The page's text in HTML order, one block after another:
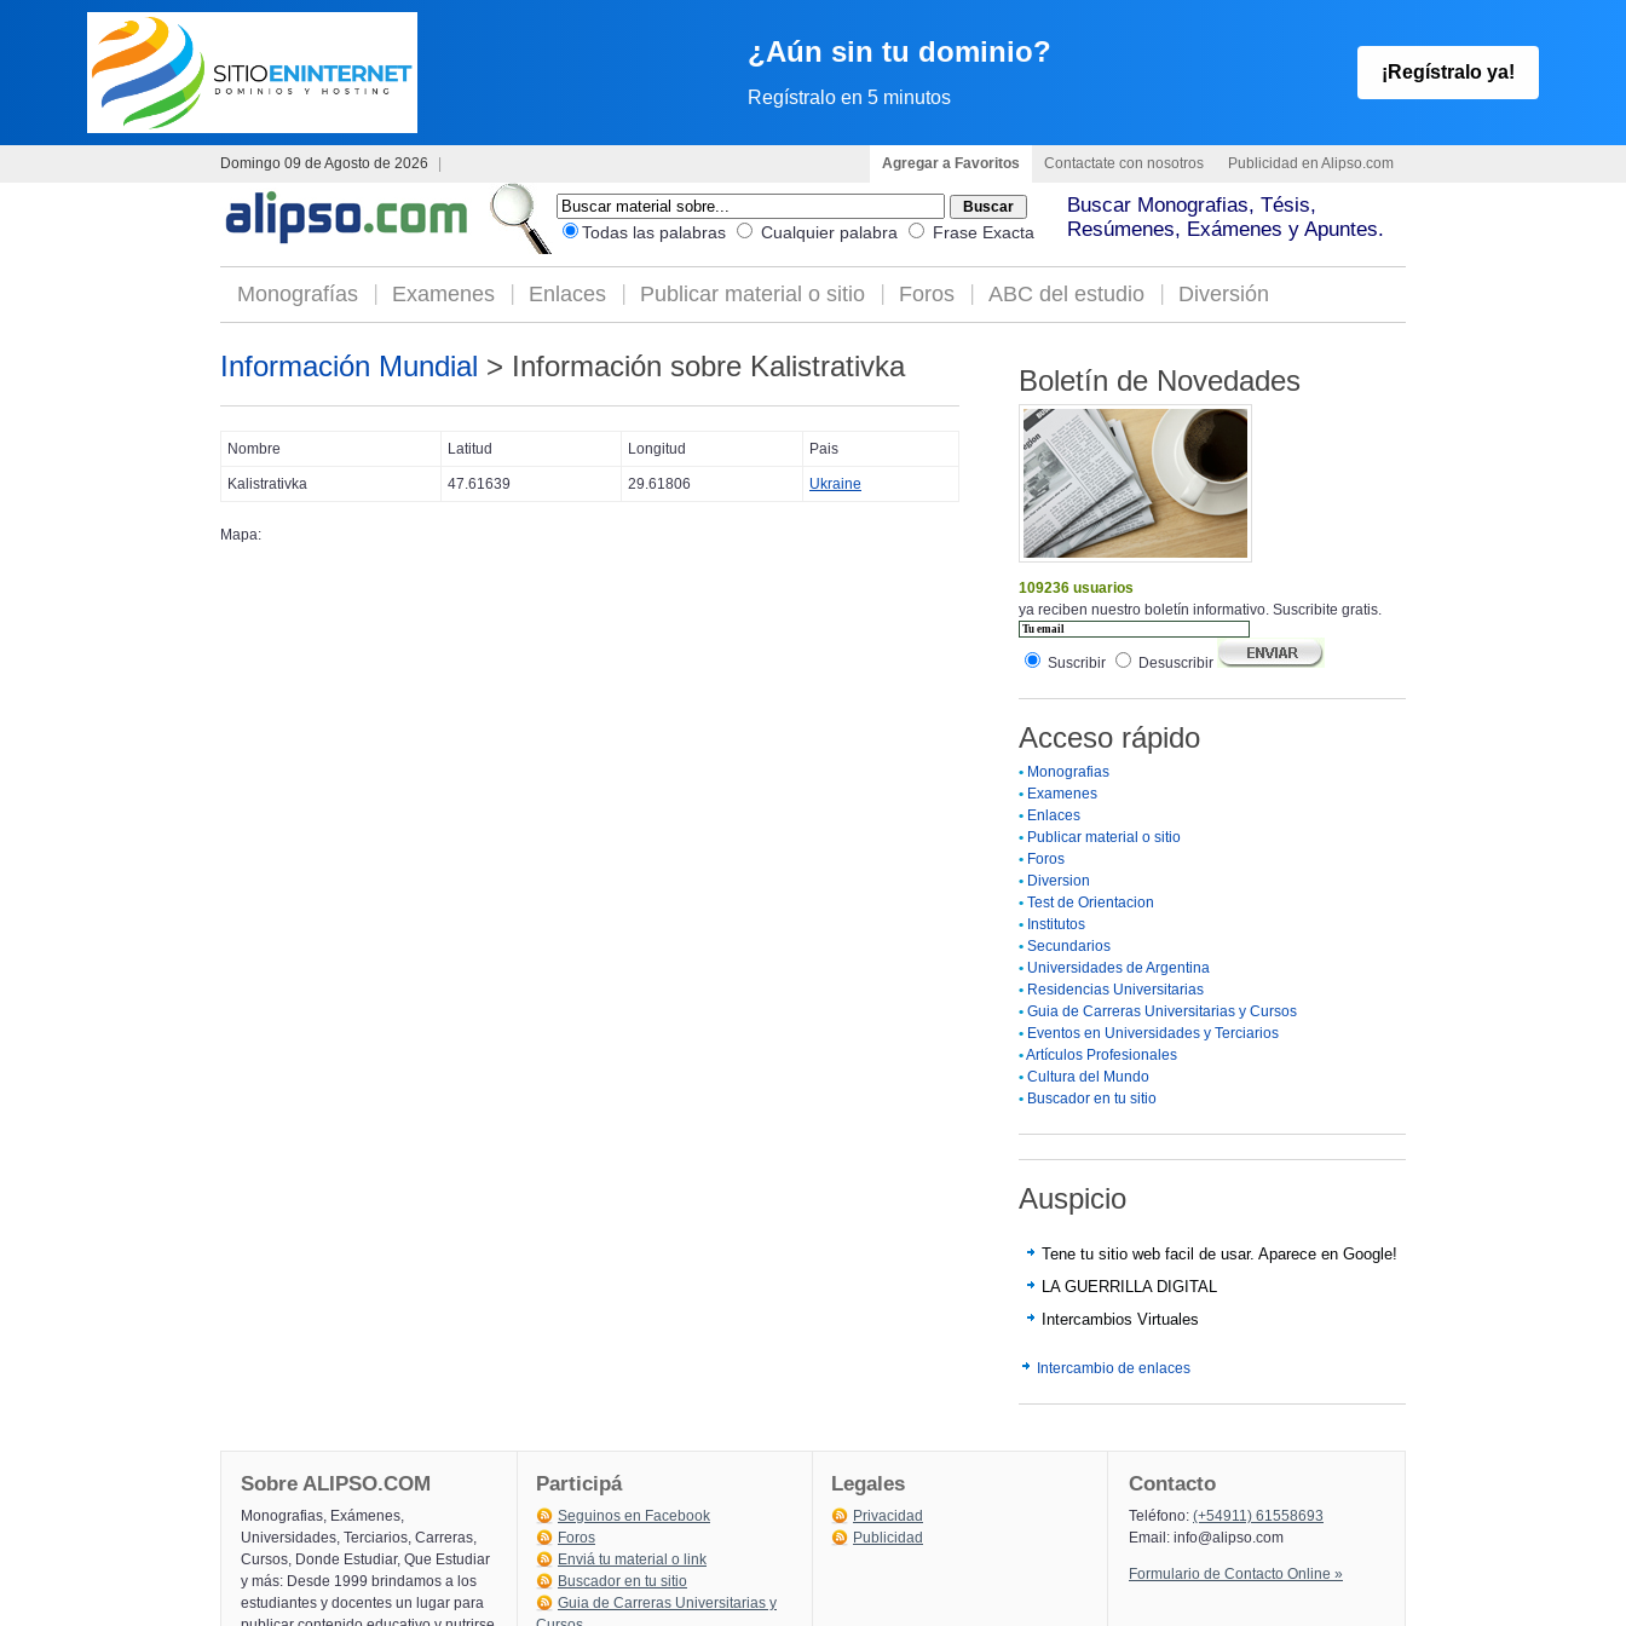
¿Aún sin tu dominio?
Regístralo en 5 minutos
¡Regístralo ya!
Domingo 09 de Agosto de 2026 Agregar a Favoritos Contactate con nosotros Publicidad en Alipso.com
Todas las palabras Cualquier palabra Frase Exacta
Buscar Monografias, Tésis,
Resúmenes, Exámenes y Apuntes.
Monografías Examenes Enlaces Publicar material o sitio Foros ABC del estudio Diversión
Información Mundial > Información sobre Kalistrativka
Nombre Latitud Longitud Pais
Kalistrativka 47.61639 29.61806 Ukraine
Mapa:
Boletín de Novedades
109236 usuarios
ya reciben nuestro boletín informativo. Suscribite gratis.
Suscribir Desuscribir
Acceso rápido
• Monografias
• Examenes
• Enlaces
• Publicar material o sitio
• Foros
• Diversion
• Test de Orientacion
• Institutos
• Secundarios
• Universidades de Argentina
• Residencias Universitarias
• Guia de Carreras Universitarias y Cursos
• Eventos en Universidades y Terciarios
•Artículos Profesionales
• Cultura del Mundo
• Buscador en tu sitio
Auspicio
Tene tu sitio web facil de usar. Aparece en Google!
LA GUERRILLA DIGITAL
Intercambios Virtuales
Intercambio de enlaces
Sobre ALIPSO.COM
Monografias, Exámenes,
Universidades, Terciarios, Carreras,
Cursos, Donde Estudiar, Que Estudiar
y más: Desde 1999 brindamos a los
estudiantes y docentes un lugar para
Participá
Seguinos en Facebook
Foros
Enviá tu material o link
Buscador en tu sitio
Guia de Carreras Universitarias y
Legales
Privacidad
Publicidad
Contacto
Teléfono: (+54911) 61558693
Email: info@alipso.com
Formulario de Contacto Online »